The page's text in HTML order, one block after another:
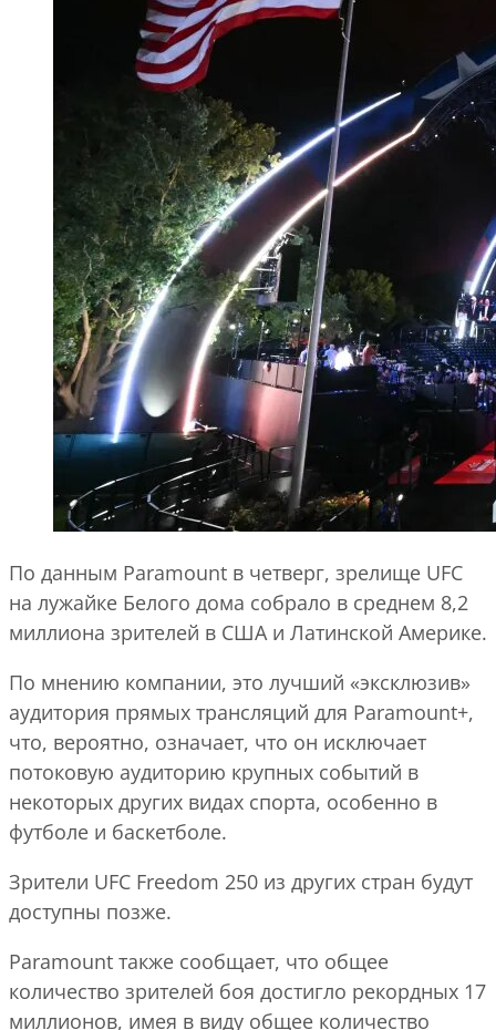
По данным Paramount в четверг, зрелище UFC
на лужайке Белого дома собрало в среднем 8,2
миллиона зрителей в США и Латинской Америке.
По мнению компании, это лучший «эксклюзив»
аудитория прямых трансляций для Paramount+,
что, вероятно, означает, что он исключает
потоковую аудиторию крупных событий в
некоторых других видах спорта, особенно в
футболе и баскетболе.
Зрители UFC Freedom 250 из других стран будут
доступны позже.
Paramount также сообщает, что общее
количество зрителей боя достигло рекордных 17
миллионов, имея в виду общее количество